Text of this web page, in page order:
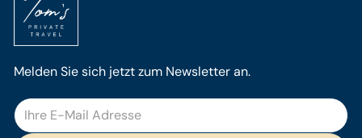
Melden Sie sich jetzt zum Newsletter an.